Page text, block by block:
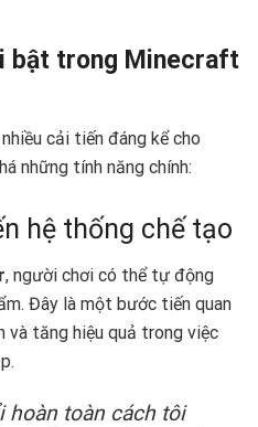
bật trong Minecraft
cải tiến đáng kể cho
những tính năng chính:
hệ thống chế tạo
, người chơi có thể tự động
Đây là một bước tiến quan
tăng hiệu quả trong việc
hoàn toàn cách tôi